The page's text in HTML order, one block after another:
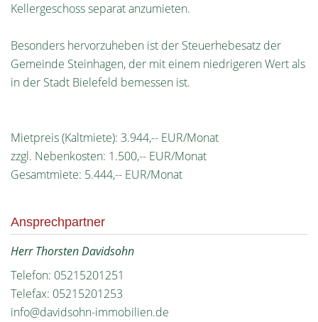
Kellergeschoss separat anzumieten.
Besonders hervorzuheben ist der Steuerhebesatz der
Gemeinde Steinhagen, der mit einem niedrigeren Wert als
in der Stadt Bielefeld bemessen ist.
Mietpreis (Kaltmiete): 3.944,-- EUR/Monat
zzgl. Nebenkosten: 1.500,-- EUR/Monat
Gesamtmiete: 5.444,-- EUR/Monat
Ansprechpartner
Herr Thorsten Davidsohn
Telefon: 05215201251
Telefax: 05215201253
info@davidsohn-immobilien.de